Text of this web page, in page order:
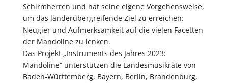
Schirmherren und hat seine eigene Vorgehensweise,
um das länderübergreifende Ziel zu erreichen:
Neugier und Aufmerksamkeit auf die vielen Facetten
der Mandoline zu lenken.
Das Projekt „Instruments des Jahres 2023:
Mandoline“ unterstützen die Landesmusikräte von
Baden-Württemberg, Bayern, Berlin, Brandenburg,